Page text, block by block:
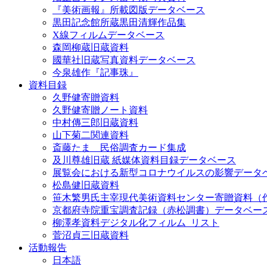
『美術画報』所載図版データベース
黒田記念館所蔵黒田清輝作品集
X線フィルムデータベース
森岡柳蔵旧蔵資料
國華社旧蔵写真資料データベース
今泉雄作『記事珠』
資料目録
久野健寄贈資料
久野健寄贈ノート資料
中村傳三郎旧蔵資料
山下菊二関連資料
斎藤たま 民俗調査カード集成
及川尊雄旧蔵 紙媒体資料目録データベース
展覧会における新型コロナウイルスの影響データ
松島健旧蔵資料
笹木繁男氏主宰現代美術資料センター寄贈資料（
京都府寺院重宝調査記録（赤松調書）データベー
柳澤孝資料デジタル化フィルム_リスト
菅沼貞三旧蔵資料
活動報告
日本語